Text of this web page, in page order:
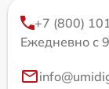
+7 (800)
Ежедневно с